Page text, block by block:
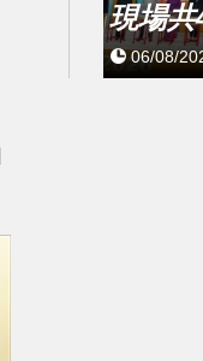
現場
06/08/